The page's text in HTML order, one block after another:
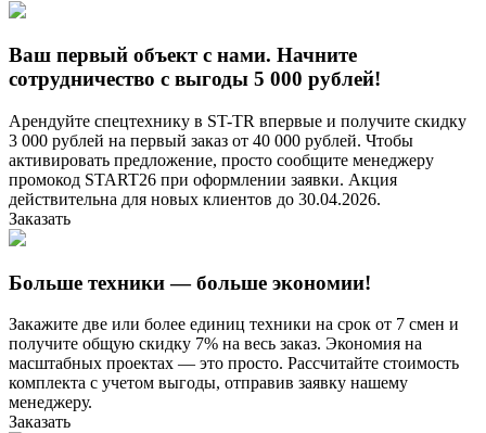
Ваш первый объект с нами. Начните
сотрудничество с выгоды 5 000 рублей!
Арендуйте спецтехнику в ST-TR впервые и получите скидку
3 000 рублей на первый заказ от 40 000 рублей. Чтобы
активировать предложение, просто сообщите менеджеру
промокод START26 при оформлении заявки. Акция
действительна для новых клиентов до 30.04.2026.
Заказать
Больше техники — больше экономии!
Закажите две или более единиц техники на срок от 7 смен и
получите общую скидку 7% на весь заказ. Экономия на
масштабных проектах — это просто. Рассчитайте стоимость
комплекта с учетом выгоды, отправив заявку нашему
менеджеру.
Заказать